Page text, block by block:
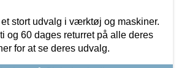
stort udvalg i værktøj og maskiner.
og 60 dages returret på alle deres
for at se deres udvalg.